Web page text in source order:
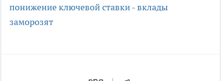
понижение ключевой ставки - вклады
заморозят